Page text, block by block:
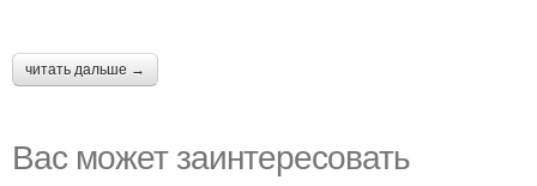
читать дальше →
Вас может заинтересовать